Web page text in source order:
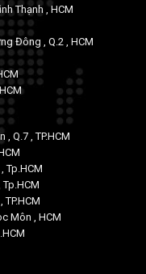
Thạnh , HCM
Đông , Q.2 , HCM
, Q.7 , TP.HCM
Tp.HCM
Tp.HCM
TP.HCM
Môn , HCM